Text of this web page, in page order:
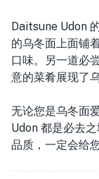
Daitsune Udon
的乌冬面上面铺
口味。另一道必
意的菜肴展现了
无论您是乌冬面
Udon 都是必去
品质，一定会给